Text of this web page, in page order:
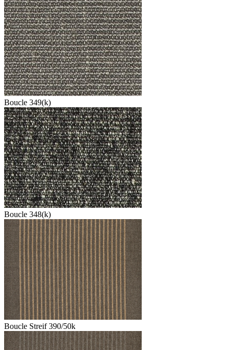
Boucle 349(k)
Boucle 348(k)
Boucle Streif 390/50k